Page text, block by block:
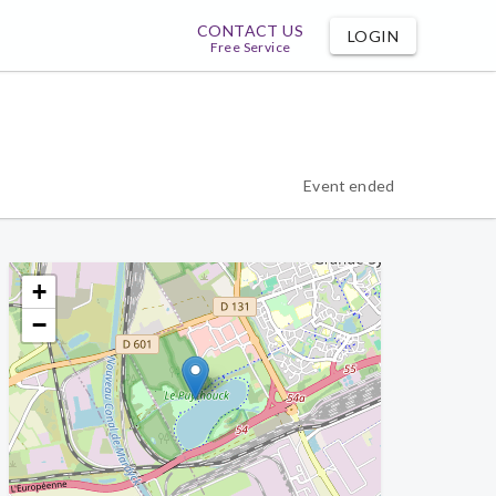
CONTACT US
Free Service
LOGIN
Event ended
+
−